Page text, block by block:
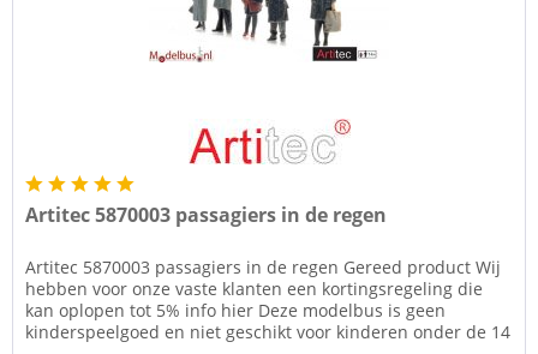
Artitec 5870003 passagiers in de regen
Artitec 5870003 passagiers in de regen Gereed product Wij
hebben voor onze vaste klanten een kortingsregeling die
kan oplopen tot 5% info hier Deze modelbus is geen
kinderspeelgoed en niet geschikt voor kinderen onder de 14